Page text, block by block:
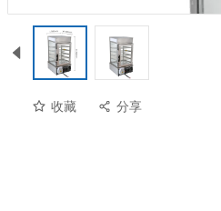
收藏 分享